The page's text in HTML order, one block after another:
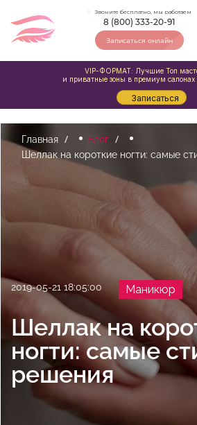
Звоните бесплатно, мы работаем
8 (800) 333-20-91
Записаться онлайн
Главная
Блог
Шеллак на короткие ногти: самые
2019-05-21 18:05:00 Маникюр
Шеллак на
ногти: самые
решения
VIP-ФОРМАТ: Лучшие Топ
и приватные зоны в премиум
Записаться